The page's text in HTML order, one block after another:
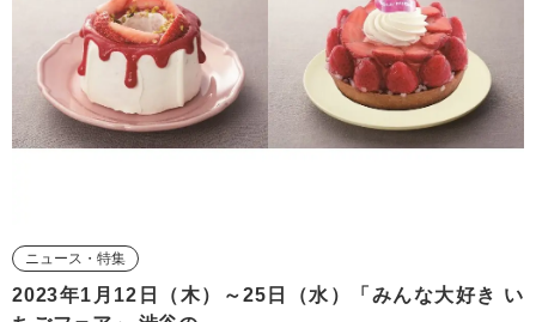
ニュース・特集
2023年1月12日（木）～25日（水）「みんな大好き い